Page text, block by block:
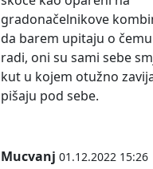
gradonačelnikove
da barem upitaju o
radi, oni su sami sebe
kut u kojem otužno
pišaju pod sebe.
Mucvanj 01.12.2022 15:26